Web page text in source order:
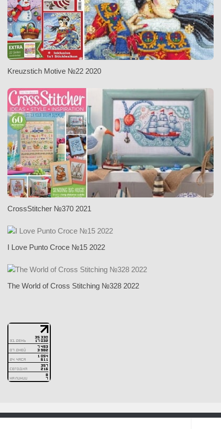
Kreuzstich Motive №22 2020
CrossStitcher №370 2021
I Love Punto Croce №15 2022
The World of Cross Stitching №328 2022